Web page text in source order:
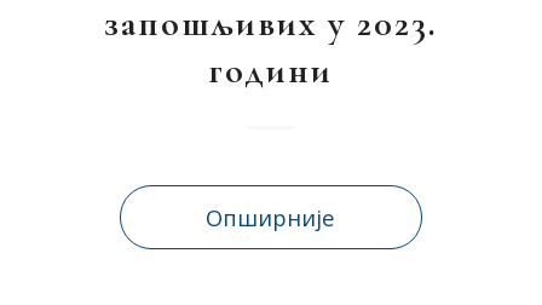
запошљивих у 2023.
години
Опширније